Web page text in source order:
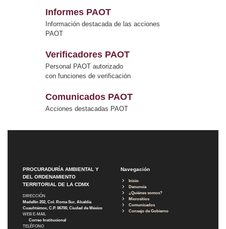
Informes PAOT
Información destacada de las acciones
PAOT
Verificadores PAOT
Personal PAOT autorizado
con funciones de verificación
Comunicados PAOT
Acciones destacadas PAOT
PROCURADURÍA AMBIENTAL Y
DEL ORDENAMIENTO
TERRITORIAL DE LA CDMX
DIRECCIÓN
Medellín 202, Col. Roma Sur, Alcaldía
Cuauhtémoc, C.P. 06700, Ciudad de México
WEB E-MAIL
Correo Institucional
TELÉFONO
Navegación
Inicio
Denuncia
¿Quiénes somos?
Micrositios
Comunicados
Consejo de Gobierno